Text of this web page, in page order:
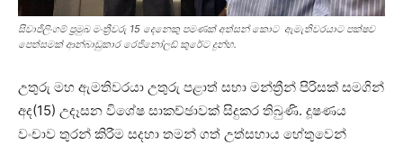
සිවාජිලිංගම් ප්‍රමුඛ මංත්‍රීවරු 15 දෙනෙකු පමණක් අත්සන් කොට ඇමැතිවරයාට පක්ෂව
පෙත්සමක් ආන්බාඩුකාර රෙජිනෝලඩ් කුරේට දුන්හ.
උතුරු මහ ඇමතිවරයා උතුරු පළාත් සභා මන්ත්‍රීන් පිරිසක් සමගින්
අද(15) උදෑසන විශේෂ සාකච්ඡාවක් සිදුකර තිබුණි. දූෂණය
වංචාව තුරන් කිරීම සදහා තමන් ගත් උත්සහාය හේතුවෙන්